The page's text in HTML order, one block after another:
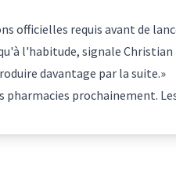
requis avant de
l'habitude, signale Christian
davantage par la suite.»
prochainement.